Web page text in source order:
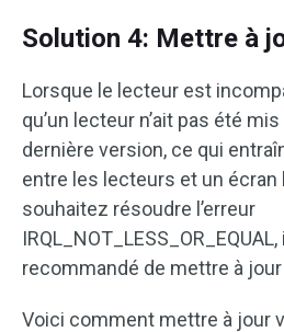
Solution 4: Mettre à
Lorsque le lecteur est
qu’un lecteur n’ait pas été
dernière version, ce qui
entre les lecteurs et un écran
souhaitez résoudre l’erreur
recommandé de mettre à
Voici comment mettre à jour